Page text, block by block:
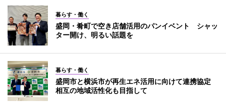
暮らす・働く
盛岡・肴町で空き店舗活用のパンイベント シャッ
ター開け、明るい話題を
暮らす・働く
盛岡市と横浜市が再生エネ活用に向けて連携協定
相互の地域活性化も目指して